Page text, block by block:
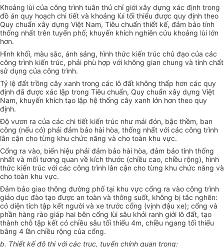
Khoảng lùi của công trình tuân thủ chỉ giới xây dựng xác định trong
đồ án quy hoạch chi tiết và khoảng lùi tối thiểu được quy định theo
Quy chuẩn xây dựng Việt Nam, Tiêu chuẩn thiết kế, đảm bảo tính
thống nhất trên tuyến phố; khuyến khích nghiên cứu khoảng lùi lớn
hơn.
Hình khối, màu sắc, ánh sáng, hình thức kiến trúc chủ đạo của các
công trình kiến trúc, phải phù hợp với không gian chung và tính chất
sử dụng của công trình.
Tỷ lệ đất trồng cây xanh trong các lô đất không thấp hơn các quy
định đã được xác lập trong Tiêu chuẩn, Quy chuẩn xây dựng Việt
Nam, khuyến khích tạo lập hệ thống cây xanh lớn hơn theo quy
định.
Độ vươn ra của các chi tiết kiến trúc như mái đón, bậc thềm, ban
công (nếu có) phải đảm bảo hài hòa, thống nhất với các công trình
lân cận cho từng khu chức năng và cho toàn khu vực.
Cổng ra vào, biển hiệu phải đảm bảo hài hòa, đảm bảo tính thống
nhất và mối tương quan về kích thước (chiều cao, chiều rộng), hình
thức kiến trúc với các công trình lân cận cho từng khu chức năng và
cho toàn khu vực.
Đảm bảo giao thông đường phố tại khu vực cổng ra vào công trình
giáo dục đào tạo được an toàn và thông suốt, không bị tắc nghẽn:
có diện tích tập kết người và xe trước cổng (vịnh đậu xe); cổng và
phần hàng rào giáp hai bên cổng lùi sâu khỏi ranh giới lô đất, tạo
thành chỗ tập kết có chiều sâu tối thiểu 4m, chiều ngang tối thiểu
bằng 4 lần chiều rộng của cổng.
b. Thiết kế đô thị với các trục, tuyến chính quan trọng: